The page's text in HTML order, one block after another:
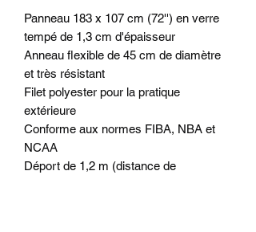
Panneau 183 x 107 cm (72'') en verre
tempé de 1,3 cm d'épaisseur
Anneau flexible de 45 cm de diamètre
et très résistant
Filet polyester pour la pratique
extérieure
Conforme aux normes FIBA, NBA et
NCAA
Déport de 1,2 m (distance de